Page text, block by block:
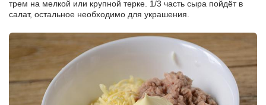
трем на мелкой или крупной терке. 1/3 часть сыра пойдёт в
салат, остальное необходимо для украшения.